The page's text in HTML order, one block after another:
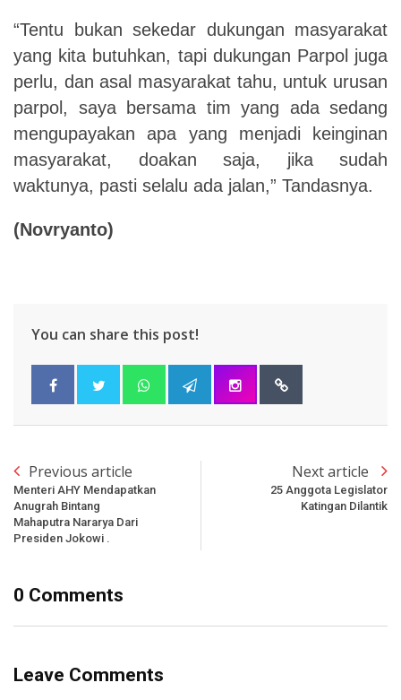
“Tentu bukan sekedar dukungan masyarakat
yang kita butuhkan, tapi dukungan Parpol juga
perlu, dan asal masyarakat tahu, untuk urusan
parpol, saya bersama tim yang ada sedang
mengupayakan apa yang menjadi keinginan
masyarakat, doakan saja, jika sudah
waktunya, pasti selalu ada jalan,” Tandasnya.
(Novryanto)
You can share this post!
Previous article
Menteri AHY Mendapatkan
Anugrah Bintang
Mahaputra Nararya Dari
Presiden Jokowi .
Next article
25 Anggota Legislator
Katingan Dilantik
0 Comments
Leave Comments